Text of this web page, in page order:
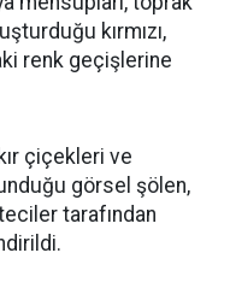
kırmızı,
renk geçişlerine
çiçekleri ve
görsel şölen,
tarafından